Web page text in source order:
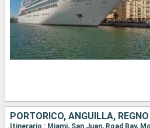
PORTORICO, ANGUILLA,
Itinerario : Miami, San Juan, Road Bay,